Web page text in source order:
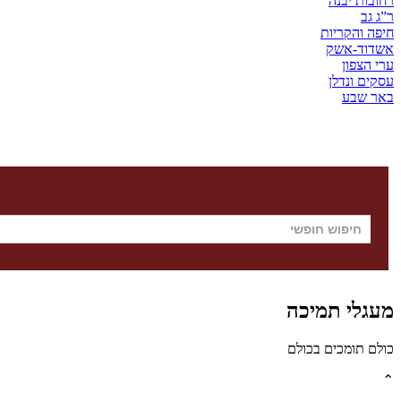
ר”ג גב
חיפה והקריות
אשדוד-אשק
ערי הצפון
עסקים ונדלן
באר שבע
מעגלי תמיכה
כולם תומכים בכולם
⌃